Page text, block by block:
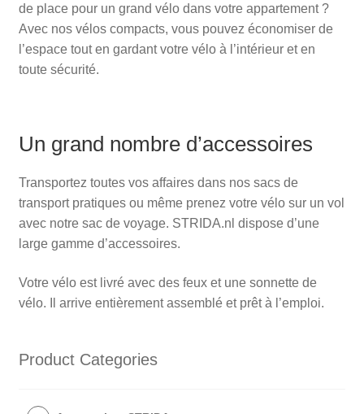
de place pour un grand vélo dans votre appartement ?
Avec nos vélos compacts, vous pouvez économiser de
l’espace tout en gardant votre vélo à l’intérieur et en
toute sécurité.
Un grand nombre d’accessoires
Transportez toutes vos affaires dans nos sacs de
transport pratiques ou même prenez votre vélo sur un vol
avec notre sac de voyage. STRIDA.nl dispose d’une
large gamme d’accessoires.
Votre vélo est livré avec des feux et une sonnette de
vélo. Il arrive entièrement assemblé et prêt à l’emploi.
Product Categories